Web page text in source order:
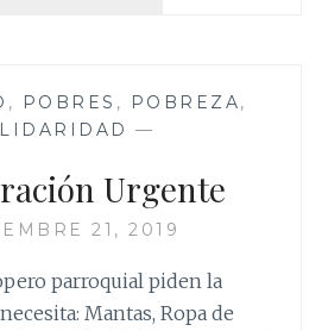
, POBRES , POBREZA,
—
Urgente
21, 2019
parroquial piden la
Mantas, Ropa de